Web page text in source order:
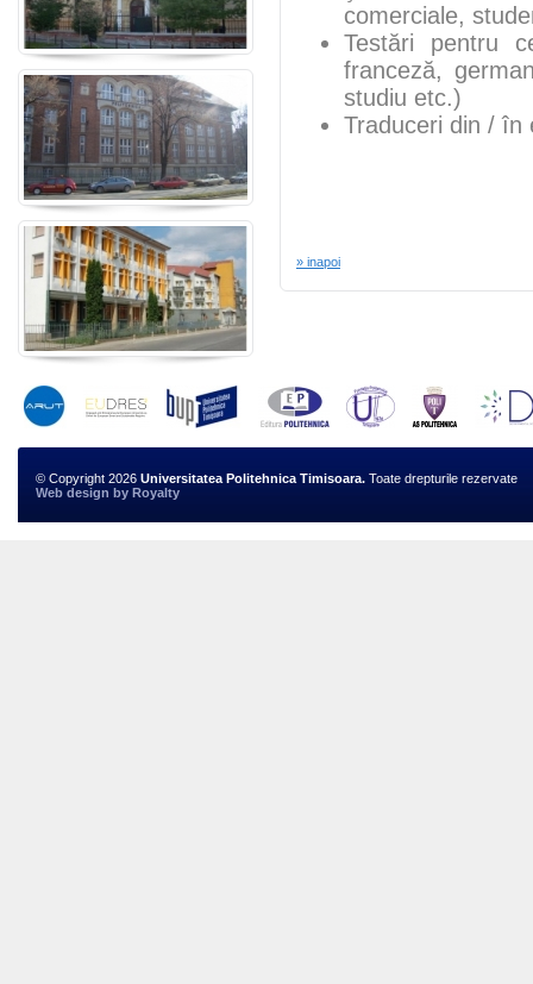
comerciale,
Testări pentru
franceză,
studiu etc.)
Traduceri din / în
» inapoi
© Copyright 2026 Universitatea Politehnica Timisoara. Toate drepturile rezervate
Web design by Royalty